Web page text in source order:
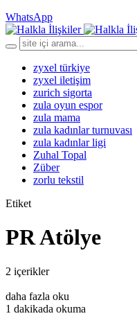
WhatsApp
zyxel türkiye
zyxel iletişim
zurich sigorta
zula oyun espor
zula mama
zula kadınlar turnuvası
zula kadınlar ligi
Zuhal Topal
Züber
zorlu tekstil
Etiket
PR Atölye
2 içerikler
daha fazla oku
1 dakikada okuma